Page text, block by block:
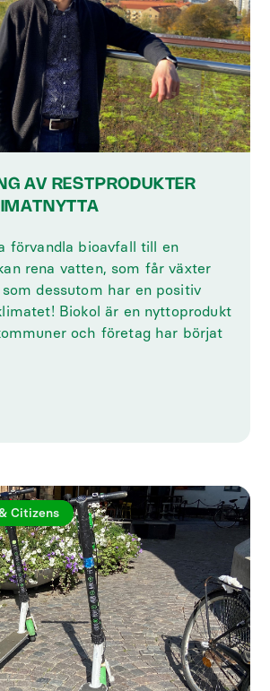
AV RESTPRODUKTER
förvandla bioavfall till en
rena vatten, som får växter
dessutom har en positiv
Biokol är en nyttoprodukt
och företag har börjat
Citizens